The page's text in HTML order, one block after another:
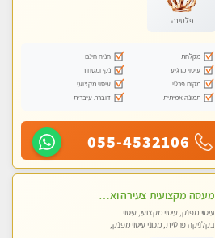
פלטינה
מקלחת
חניה חינם
עיסוי מרגיע
נקי ומסודר
מקום פרטי
עיסוי מקצועי
תמונה אמיתית
דוברת עיברית
055-4532106
מעסה מקצועית צעירה ואיכותית לעיסוי מרגיע ומפנק VIP-מומלץ לחלוטין! פרטי! ​​​​​​ Highly recommended
עיסוי מפנק, עיסוי מקצועי, עיסוי
בקלניקה פרטית, מכוני עיסוי מפנק,